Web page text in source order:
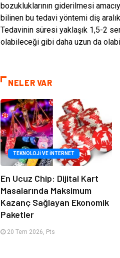
bozukluklarının giderilmesi
bilinen bu tedavi yöntemi diş
Tedavinin süresi yaklaşık 1,5-2
olabileceği gibi daha uzun da
NELER VAR
TEKNOLOJI VE İNTERNET
En Ucuz Chip: Dijital Kart
Masalarında Maksimum
Kazanç Sağlayan Ekonomik
Paketler
20 Tem 2026, Pts